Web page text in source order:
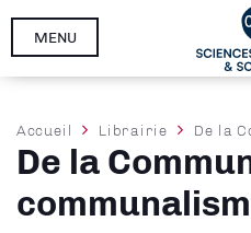
Aller
MENU
Fil
d'Ariane
Accueil Librairie De la
De la